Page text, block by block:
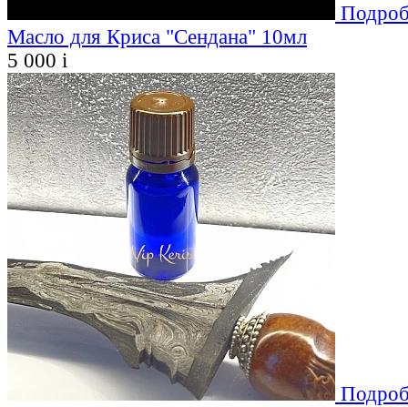
Масло для Криса "Сендана" 10мл
5 000 i